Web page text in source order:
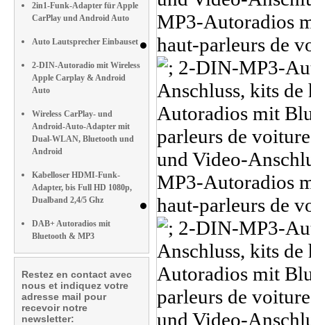
2in1-Funk-Adapter für Apple
CarPlay und Android Auto
Auto Lautsprecher Einbauset
2-DIN-Autoradio mit Wireless
Apple Carplay & Android
Auto
Wireless CarPlay- und
Android-Auto-Adapter mit
Dual-WLAN, Bluetooth und
Android
Kabelloser HDMI-Funk-
Adapter, bis Full HD 1080p,
Dualband 2,4/5 Ghz
DAB+ Autoradios mit
Bluetooth & MP3
Restez en contact avec
nous et indiquez votre
adresse mail pour
recevoir notre
newsletter: